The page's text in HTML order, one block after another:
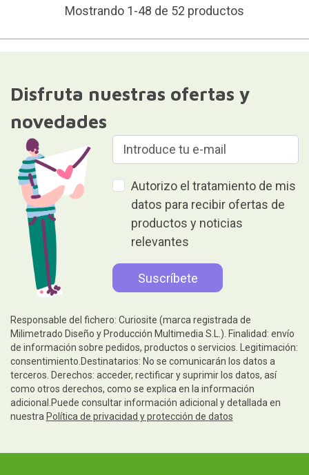
Mostrando 1-48 de 52 productos
Disfruta nuestras ofertas y
novedades
Autorizo el tratamiento de mis
datos para recibir ofertas de
productos y noticias
relevantes
Responsable del fichero: Curiosite (marca registrada de
Milimetrado Diseño y Producción Multimedia S.L.). Finalidad: envío
de información sobre pedidos, productos o servicios. Legitimación:
consentimiento.Destinatarios: No se comunicarán los datos a
terceros. Derechos: acceder, rectificar y suprimir los datos, así
como otros derechos, como se explica en la información
adicional.Puede consultar información adicional y detallada en
nuestra Política de privacidad y protección de datos